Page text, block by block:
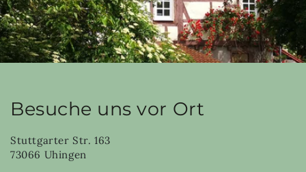
Besuche uns vor Ort
Stuttgarter Str. 163
73066 Uhingen